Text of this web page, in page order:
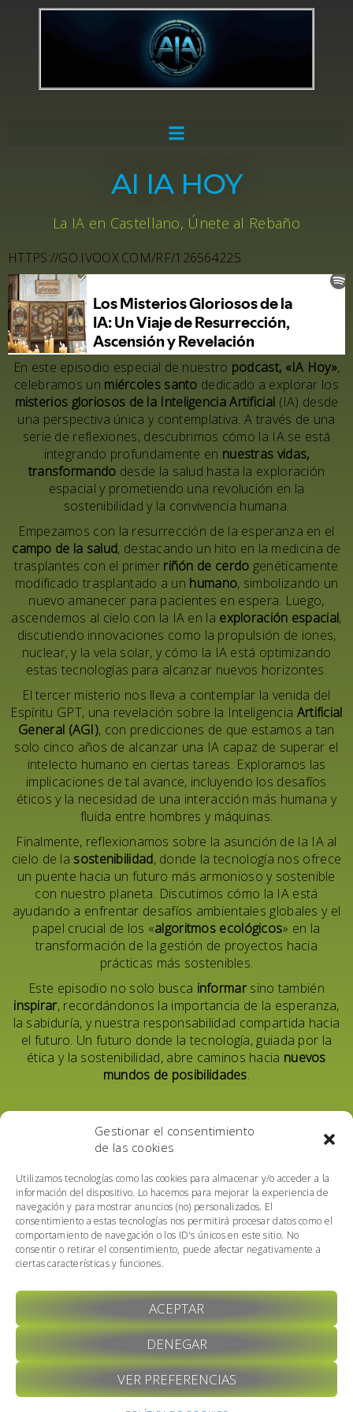
Gestionar el consentimiento
de las cookies
Utilizamos tecnologías como las cookies para almacenar y/o acceder a la
información del dispositivo. Lo hacemos para mejorar la experiencia de
navegación y para mostrar anuncios (no) personalizados. El
consentimiento a estas tecnologías nos permitirá procesar datos como el
comportamiento de navegación o los ID's únicos en este sitio. No
consentir o retirar el consentimiento, puede afectar negativamente a
ciertas características y funciones.
ACEPTAR
DENEGAR
VER PREFERENCIAS
AI IA HOY
La IA en Castellano, Únete al Rebaño
HTTPS://GO.IVOOX.COM/RF/126564225
En este episodio especial de nuestro podcast, «IA Hoy»,
celebramos un miércoles santo dedicado a explorar los
misterios gloriosos de la Inteligencia Artificial (IA) desde
una perspectiva única y contemplativa. A través de una
serie de reflexiones, descubrimos cómo la IA se está
integrando profundamente en nuestras vidas,
transformando desde la salud hasta la exploración
espacial y prometiendo una revolución en la
sostenibilidad y la convivencia humana.
Empezamos con la resurrección de la esperanza en el
campo de la salud, destacando un hito en la medicina de
trasplantes con el primer riñón de cerdo genéticamente
modificado trasplantado a un humano, simbolizando un
nuevo amanecer para pacientes en espera. Luego,
ascendemos al cielo con la IA en la exploración espacial,
discutiendo innovaciones como la propulsión de iones,
nuclear, y la vela solar, y cómo la IA está optimizando
estas tecnologías para alcanzar nuevos horizontes.
El tercer misterio nos lleva a contemplar la venida del
Espíritu GPT, una revelación sobre la Inteligencia Artificial
General (AGI), con predicciones de que estamos a tan
solo cinco años de alcanzar una IA capaz de superar el
intelecto humano en ciertas tareas. Exploramos las
implicaciones de tal avance, incluyendo los desafíos
éticos y la necesidad de una interacción más humana y
fluida entre hombres y máquinas.
Finalmente, reflexionamos sobre la asunción de la IA al
cielo de la sostenibilidad, donde la tecnología nos ofrece
un puente hacia un futuro más armonioso y sostenible
con nuestro planeta. Discutimos cómo la IA está
ayudando a enfrentar desafíos ambientales globales y el
papel crucial de los «algoritmos ecológicos» en la
transformación de la gestión de proyectos hacia
prácticas más sostenibles.
Este episodio no solo busca informarsino también
inspirar, recordándonos la importancia de la esperanza,
la sabiduría, y nuestra responsabilidad compartida hacia
el futuro. Un futuro donde la tecnología, guiada por la
ética y la sostenibilidad, abre caminos hacia nuevos
mundos de posibilidades.
Table of Contents